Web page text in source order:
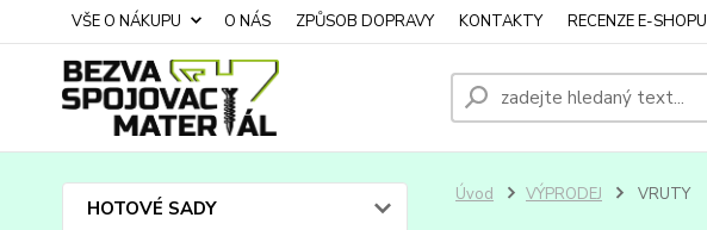
VŠE O NÁKUPU O NÁS ZPŮSOB DOPRAVY KONTAKTY RECENZE E-SHOPU
HOTOVÉ SADY
Úvod VÝPRODEJ VRUTY